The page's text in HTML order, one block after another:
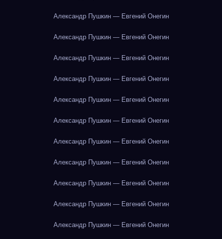
Александр Пушкин — Евгений Онегин
Александр Пушкин — Евгений Онегин
Александр Пушкин — Евгений Онегин
Александр Пушкин — Евгений Онегин
Александр Пушкин — Евгений Онегин
Александр Пушкин — Евгений Онегин
Александр Пушкин — Евгений Онегин
Александр Пушкин — Евгений Онегин
Александр Пушкин — Евгений Онегин
Александр Пушкин — Евгений Онегин
Александр Пушкин — Евгений Онегин